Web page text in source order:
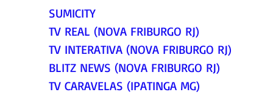
SUMICITY
TV REAL (NOVA FRIBURGO RJ)
TV INTERATIVA (NOVA FRIBURGO RJ)
BLITZ NEWS (NOVA FRIBURGO RJ)
TV CARAVELAS (IPATINGA MG)